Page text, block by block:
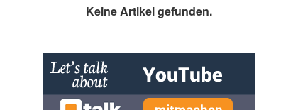
Keine Artikel gefunden.